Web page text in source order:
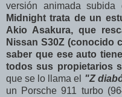
versión animada
Midnight trata de un
Akio Asakura, que
Nissan S30Z (conocido
saber que ese auto
todos sus propietarios
que se lo llama el "Z
un Porsche 911 turbo